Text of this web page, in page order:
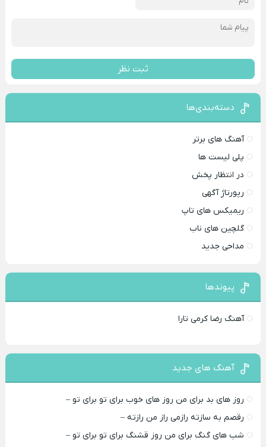
ثبت نظر
دسته‌بندی‌ها
آهنگ های برتر
پلی لیست ها
در انتظار پخش
رپورتاژ آگهی
ریمیکس های تاپ
گلچین های ناب
مداحی جدید
پیوندها
آهنگ رضا کرمی تارا
آهنگ های جدید
روز های بد برای من روز های خوب برای تو برای تو –
رقصم به سازته رازمی راز من رازته –
شب های گنگ برای من روز قشنگ برای تو برای تو –